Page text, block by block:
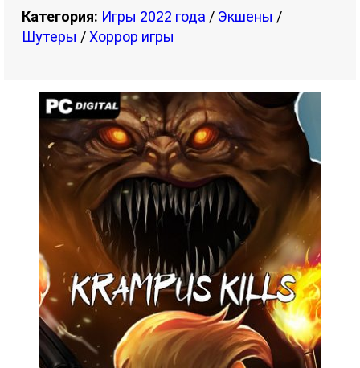
Категория: Игры 2022 года / Экшены /
Шутеры /Хоррор игры